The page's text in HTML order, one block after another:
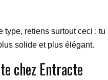
retiens surtout ceci :
solide et plus élégant.
chez Entracte